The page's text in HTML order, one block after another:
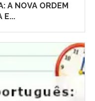
A NOVA ORDEM
E...